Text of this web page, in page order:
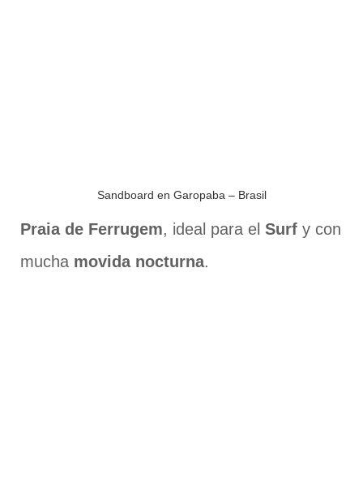
Sandboard en Garopaba – Brasil
Praia de Ferrugem, ideal para el Surf y con
mucha movida nocturna.